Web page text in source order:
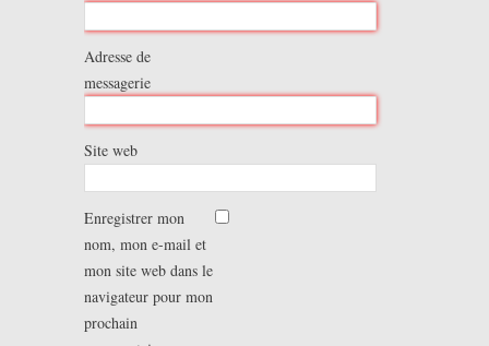
Adresse de
messagerie
Site web
Enregistrer mon
nom, mon e-mail et
mon site web dans le
navigateur pour mon
prochain